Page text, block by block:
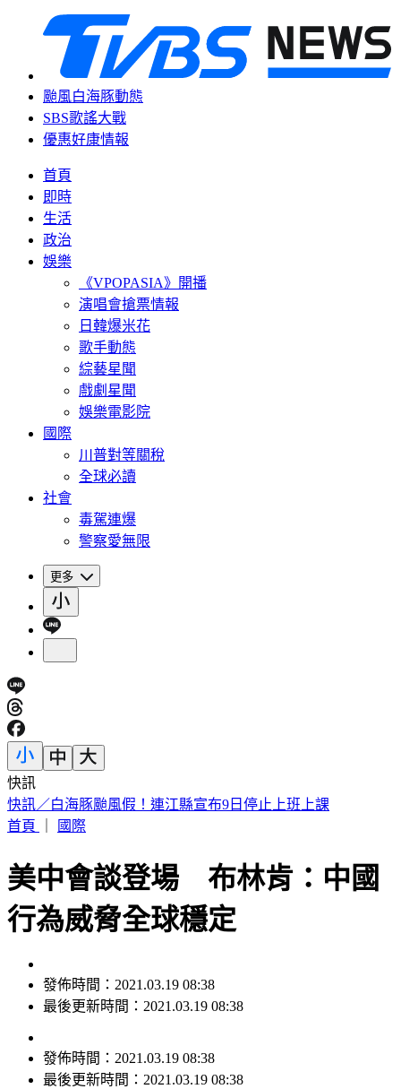
颱風白海豚動態
SBS歌謠大戰
優惠好康情報
首頁
即時
生活
政治
娛樂
《VPOPASIA》開播
演唱會搶票情報
日韓爆米花
歌手動態
綜藝星聞
戲劇星聞
娛樂電影院
國際
川普對等關稅
全球必讀
社會
毒駕連爆
警察愛無限
更多
快訊
淡水驚見龍捲風！氣象署揭成因證實：的確觀測到鉤狀母雲
首頁
國際
美中會談登場 布林肯：中國
行為威脅全球穩定
發佈時間：2021.03.19 08:38
最後更新時間：2021.03.19 08:38
發佈時間： 2021.03.19 08:38
最後更新時間： 2021.03.19 08:38